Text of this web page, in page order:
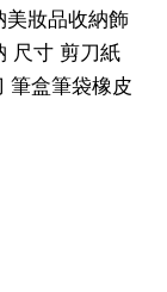
美妝品收納飾
尺寸 剪刀紙
筆盒筆袋橡皮